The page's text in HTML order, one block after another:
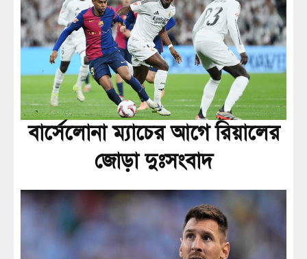
বার্সেলোনা ম্যাচের আগে রিয়ালের
জোড়া দুঃসংবাদ